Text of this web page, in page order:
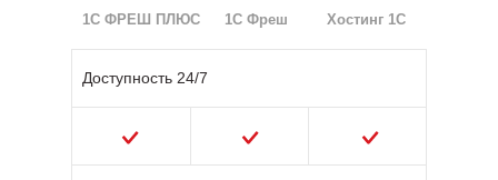
1С ФРЕШ ПЛЮС 1С Фреш Хостинг 1С
Доступность 24/7